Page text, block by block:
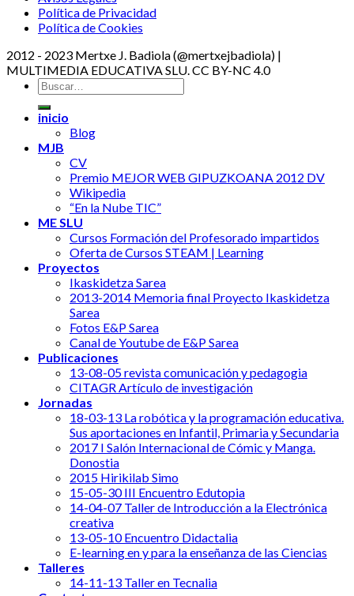
Política de Privacidad
Política de Cookies
2012 - 2023 Mertxe J. Badiola (@mertxejbadiola) |
MULTIMEDIA EDUCATIVA SLU. CC BY-NC 4.0
inicio
Blog
MJB
CV
Premio MEJOR WEB GIPUZKOANA 2012 DV
Wikipedia
“En la Nube TIC”
ME SLU
Cursos Formación del Profesorado impartidos
Oferta de Cursos STEAM | Learning
Proyectos
Ikaskidetza Sarea
2013-2014 Memoria final Proyecto Ikaskidetza
Sarea
Fotos E&P Sarea
Canal de Youtube de E&P Sarea
Publicaciones
13-08-05 revista comunicación y pedagogia
CITAGR Artículo de investigación
Jornadas
18-03-13 La robótica y la programación educativa.
Sus aportaciones en Infantil, Primaria y Secundaria
2017 I Salón Internacional de Cómic y Manga.
Donostia
2015 Hirikilab Simo
15-05-30 III Encuentro Edutopia
14-04-07 Taller de Introducción a la Electrónica
creativa
13-05-10 Encuentro Didactalia
E-learning en y para la enseñanza de las Ciencias
Talleres
14-11-13 Taller en Tecnalia